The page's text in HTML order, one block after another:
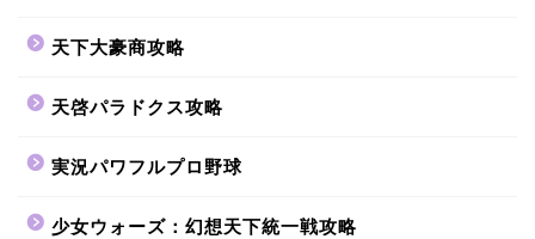
天下大豪商攻略
天啓パラドクス攻略
実況パワフルプロ野球
少女ウォーズ：幻想天下統一戦攻略